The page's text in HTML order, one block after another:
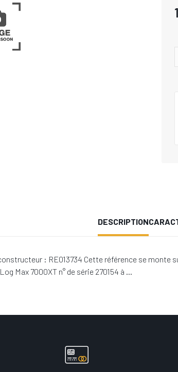
DESCRIPTION
: RE013734 Cette référence se monte
Max 7000XT n° de série 270154 à …